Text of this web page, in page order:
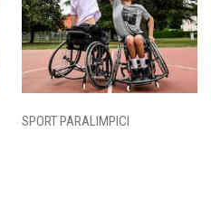
SPORT PARALIMPICI